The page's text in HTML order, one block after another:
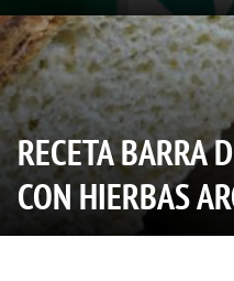
RECETA BARRA
CON HIERBAS